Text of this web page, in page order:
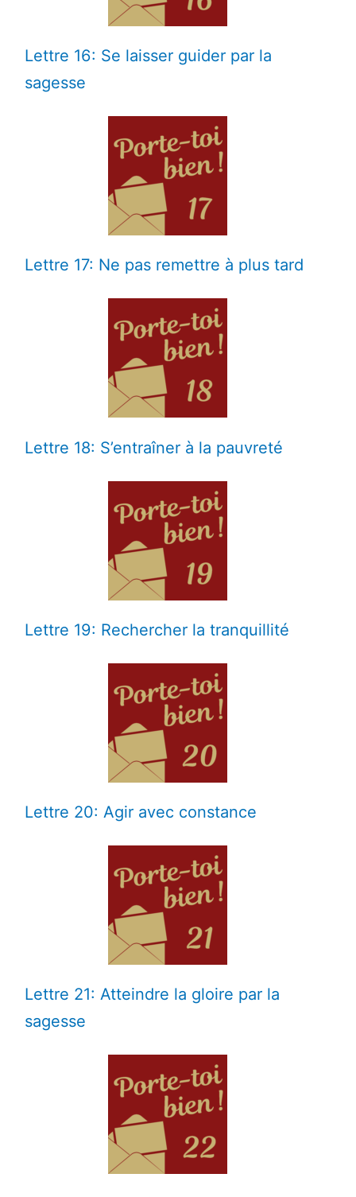
Lettre 16: Se laisser guider par la
sagesse
Lettre 17: Ne pas remettre à plus tard
Lettre 18: S’entraîner à la pauvreté
Lettre 19: Rechercher la tranquillité
Lettre 20: Agir avec constance
Lettre 21: Atteindre la gloire par la
sagesse